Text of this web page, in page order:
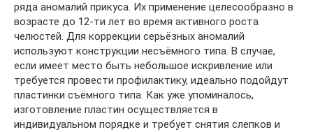
ряда аномалий прикуса. Их применение целесообразно в
возрасте до 12-ти лет во время активного роста
челюстей. Для коррекции серьёзных аномалий
используют конструкции несъёмного типа. В случае,
если имеет место быть небольшое искривление или
требуется провести профилактику, идеально подойдут
пластинки съёмного типа. Как уже упоминалось,
изготовление пластин осуществляется в
индивидуальном порядке и требует снятия слепков и